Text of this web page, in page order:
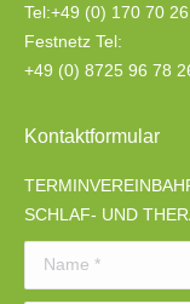
Tel:+49 (0) 170 70
Festnetz Tel:
+49 (0) 8725 96 78
Kontaktformular
SCHLAF- UND
Name *